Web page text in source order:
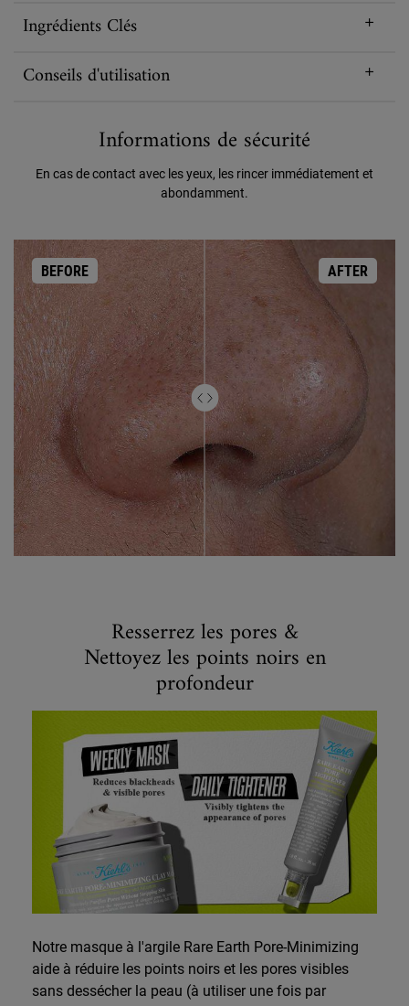
Ingrédients Clés
Conseils d'utilisation
Informations de sécurité
En cas de contact avec les yeux, les rincer immédiatement et
abondamment.
AFTER
BEFORE
Resserrez les pores &
Nettoyez les points noirs en
profondeur
Notre masque à l'argile Rare Earth Pore-Minimizing
aide à réduire les points noirs et les pores visibles
sans dessécher la peau (à utiliser une fois par